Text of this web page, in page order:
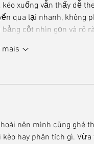
xuống vẫn thấy dễ
qua lại nhanh, không
cột nhìn gọn và rõ
mais
nên mình cũng ghé
hay phân tích gì. Vừa